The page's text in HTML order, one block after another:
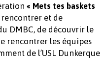
« Mets tes baskets
rencontrer et de
DMBC, de découvrir le
rencontrer les équipes
de l’USL Dunkerque